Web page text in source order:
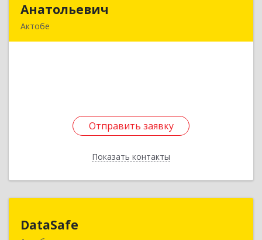
Анатольевич
Актобе
Отправить заявку
Показать контакты
Отправить заявку
Назад
DataSafe